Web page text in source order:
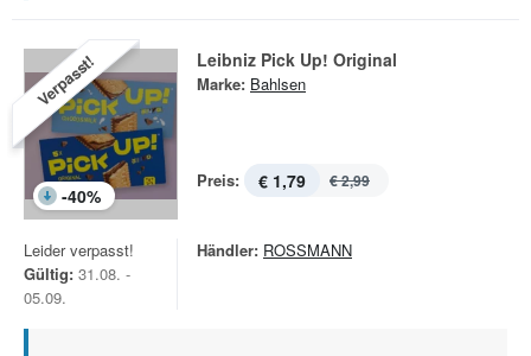
Verpasst!
-40%
Leibniz Pick Up! Original
Marke: Bahlsen
Preis: € 1,79 € 2,99
Leider verpasst!
Gültig: 31.08. -
05.09.
Händler: ROSSMANN